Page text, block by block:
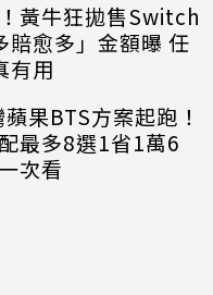
黃牛狂拋售Switch
賠愈多」金額曝 任
有用
果BTS方案起跑！
最多8選1省1萬6
次看